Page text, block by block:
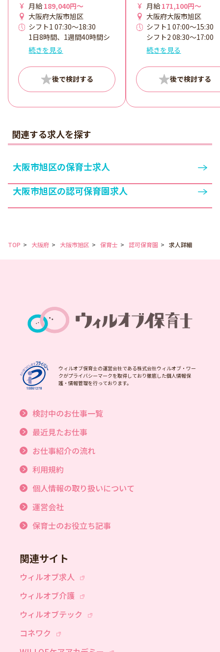
月給 189,040円～
大阪府大阪市旭区
シフト1 07:30～18:30
1日8時間、1週間40時間シ
フト制交替勤務 7:15～
17:30 ～C9:00～18:00 ～
D9:30～18:30 休憩:60分以
続きを見る
月給 171,100円～
大阪府大阪市旭区
シフト1 07:00～15:30
シフト2 08:30～17:00
シフト3 01:00～18:30
＜平日＞ 早出 7:00～
普通 8:30～17:00 普通
＜土曜＞ 早出 7:00～
続きを見る
関連する求人を探す
大阪市旭区の保育士求人
大阪市旭区の認可保育園求人
TOP 大阪府 大阪市旭区 保育士 認可保育園 求人詳細
ウィルオブ保育士の運営会社である株式会社ウィルオブ・ワー
クがプライバシーマークを取得しており徹底した個人情報保
護・情報管理を行っております。
検討中のお仕事一覧
最近見たお仕事
お仕事紹介の流れ
利用規約
個人情報の取り扱いについて
運営会社
保育士のお役立ち記事
関連サイト
ウィルオブ求人
ウィルオブ介護
ウィルオブテック
コネワク